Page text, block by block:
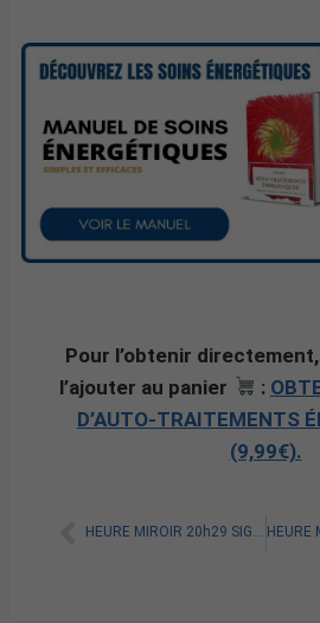
Pour l’obtenir
l’ajouter au panier
:
D’AUTO-TRAITEMENTS
(9,99€).
HEURE MIROIR 20h29 SIGNIFICATION SPIRITUELLE [A LIRE]